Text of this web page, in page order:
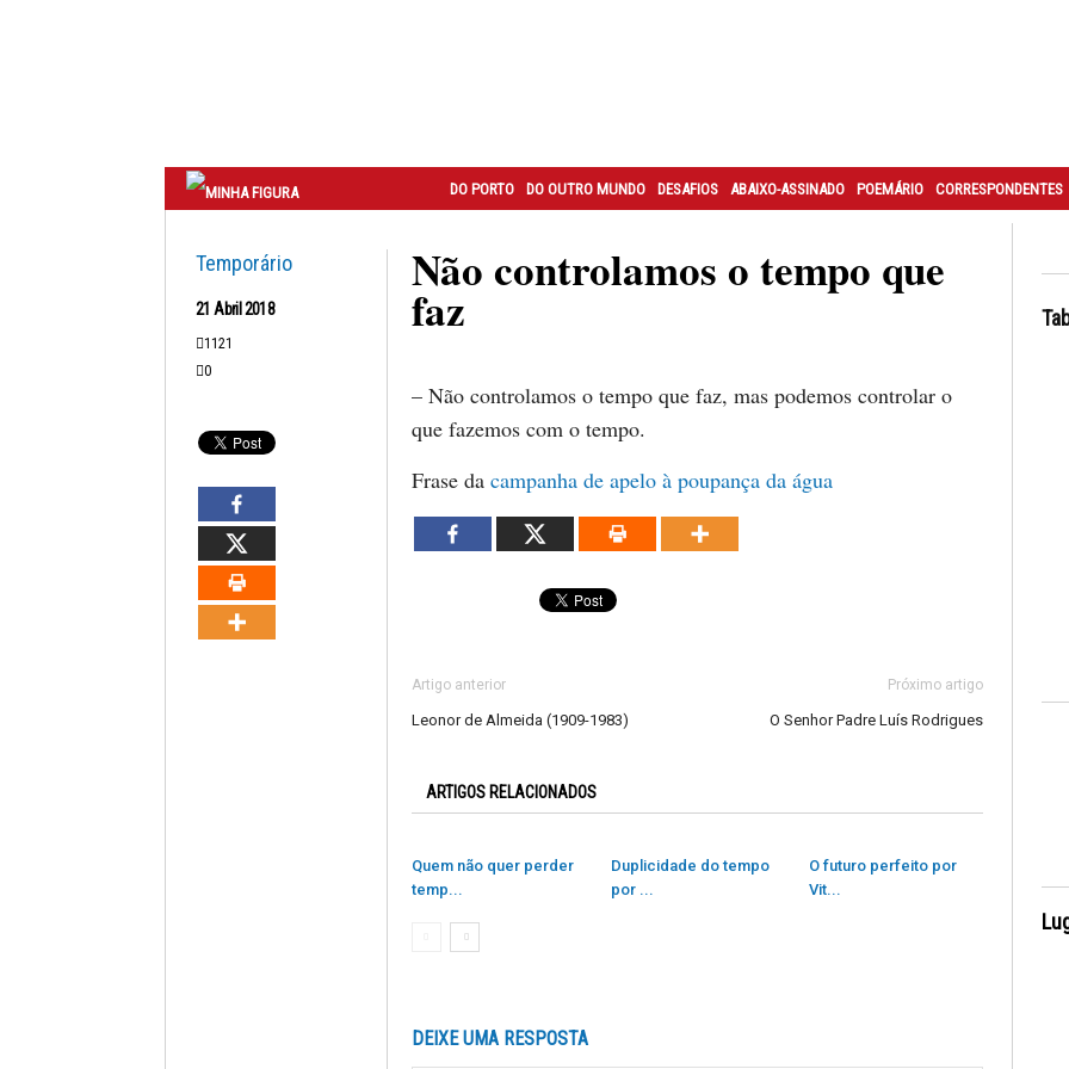
DO PORTO DO OUTRO MUNDO DESAFIOS ABAIXO-ASSINADO POEMÁRIO CORRESPONDENTES
Temporário
21 Abril 2018
1121
0
Não controlamos o tempo que
faz
– Não controlamos o tempo que faz, mas podemos controlar o
que fazemos com o tempo.
Frase da campanha de apelo à poupança da água
Artigo anterior
Leonor de Almeida (1909-1983)
Próximo artigo
O Senhor Padre Luís Rodrigues
ARTIGOS RELACIONADOS
Quem não quer perder
temp...
Duplicidade do tempo
por ...
O futuro perfeito por
Vit...
DEIXE UMA RESPOSTA